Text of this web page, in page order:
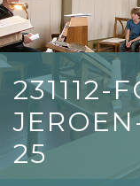
231112-
25